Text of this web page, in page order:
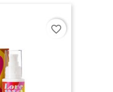
favorite_border